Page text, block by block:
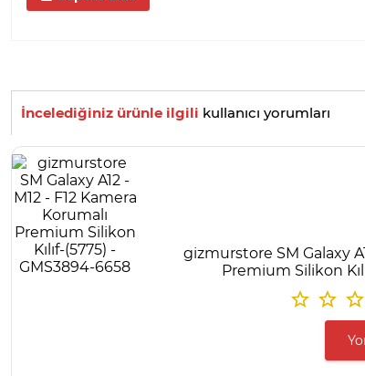
İncelediğiniz ürünle ilgili kullanıcı yorumları
gizmurstore SM Galaxy
Premium Silikon